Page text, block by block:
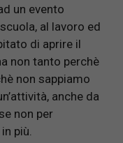
un evento
al lavoro ed
di aprire il
non tanto perchè
non sappiamo
anche da
non per
più.